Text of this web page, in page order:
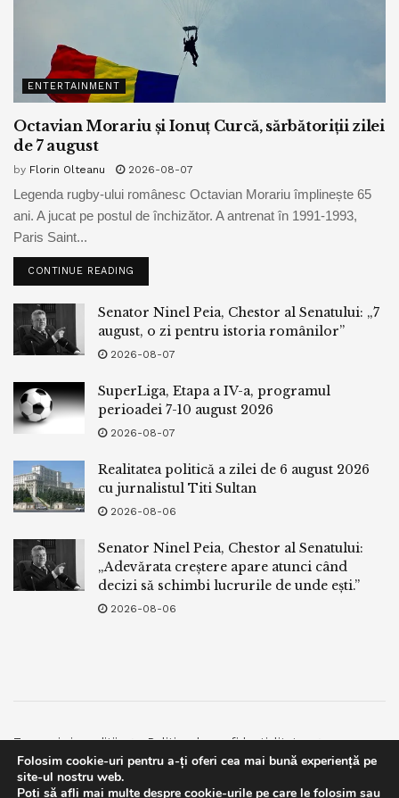
ENTERTAINMENT
Octavian Morariu și Ionuț Curcă, sărbătoriții zilei
de 7 august
by Florin Olteanu 2026-08-07
Legenda rugby-ului românesc Octavian Morariu împlinește 65
ani. A jucat pe postul de închizător. A antrenat în 1991-1993,
Paris Saint...
CONTINUE READING
Senator Ninel Peia, Chestor al Senatului: „7
august, o zi pentru istoria românilor”
2026-08-07
SuperLiga, Etapa a IV-a, programul
perioadei 7-10 august 2026
2026-08-07
Realitatea politică a zilei de 6 august 2026
cu jurnalistul Titi Sultan
2026-08-06
Senator Ninel Peia, Chestor al Senatului:
„Adevărata creștere apare atunci când
decizi să schimbi lucrurile de unde ești.”
2026-08-06
Termeni si conditii
Politica de confidentialitate
Facebook
Contact
© 2019bpnews- Business & Politics Newsbpnews.
Folosim cookie-uri pentru a-ți oferi cea mai bună experiență pe
site-ul nostru web.
Poți să afli mai multe despre cookie-urile pe care le folosim sau